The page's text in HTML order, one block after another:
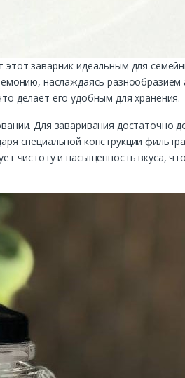
заварник идеальным для
наслаждаясь разнообразием
делает его удобным для хранения.
Для заваривания достаточно
специальной конструкции
чистоту и насыщенность вкуса,